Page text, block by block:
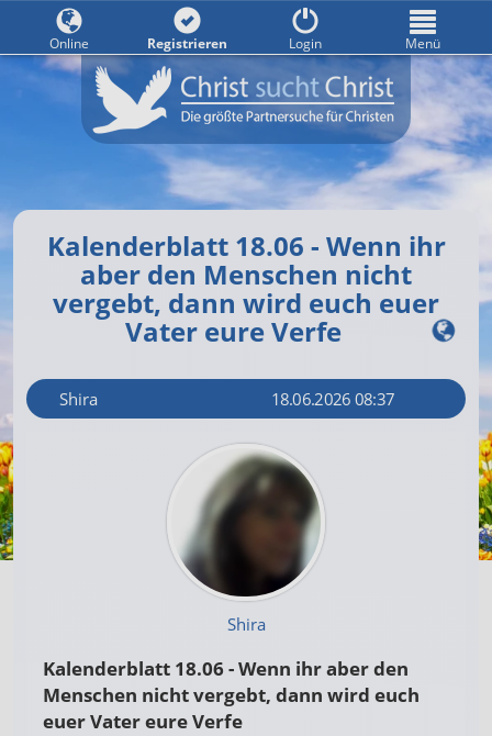
Kalenderblatt 18.06 - Wenn ihr
aber den Menschen nicht
vergebt, dann wird euch euer
Vater eure Verfe
Shira 18.06.2026 08:37
Shira
Kalenderblatt 18.06 - Wenn ihr aber den
Menschen nicht vergebt, dann wird euch
euer Vater eure Verfe
Online Registrieren Login Menü